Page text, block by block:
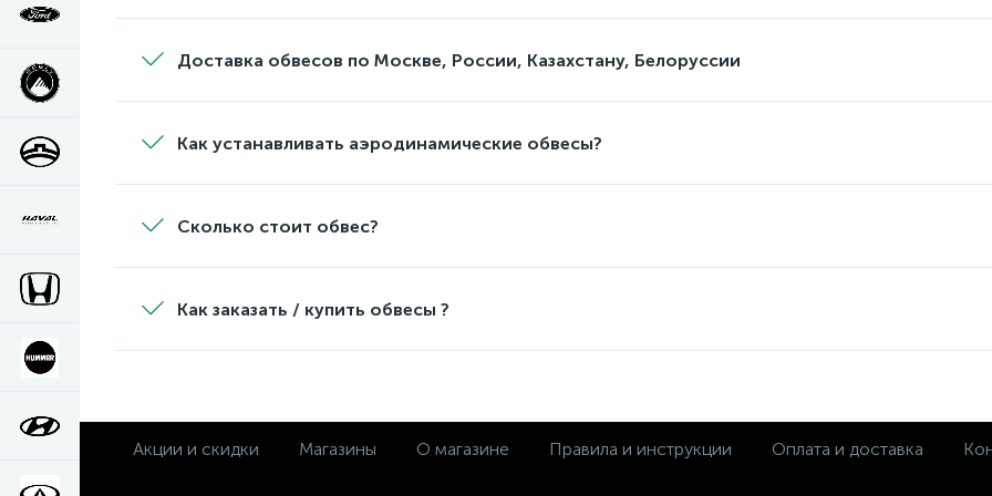
Доставка обвесов по Москве, России, Казахстану, Белоруссии
Как устанавливать аэродинамические обвесы?
Сколько стоит обвес?
Как заказать / купить обвесы ?
Акции и скидки Магазины О магазине Правила и инструкции Оплата и доставка